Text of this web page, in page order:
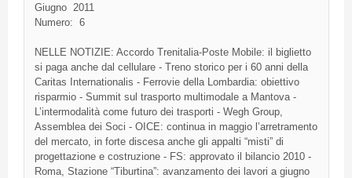
Giugno
2011
Numero: 6
NELLE NOTIZIE: Accordo Trenitalia-PosteMobile: il biglietto
si paga anche dal cellulare- Treno storicoper i 60 anni della
Caritas Internationalis - Ferrovie della Lombardia: obiettivo
risparmio- Summit sul trasporto multimodalea Mantova-
L’intermodalitàcome futuro dei trasporti - WeghGroup,
Assemblea dei Soci - OICE: continua in maggio l’arretramento
del mercato, in forte discesa anche gli appalti “misti” di
progettazionee costruzione- FS: approvato il bilancio2010 -
Roma, Stazione “Tiburtina”: avanzamento dei lavori a giugno